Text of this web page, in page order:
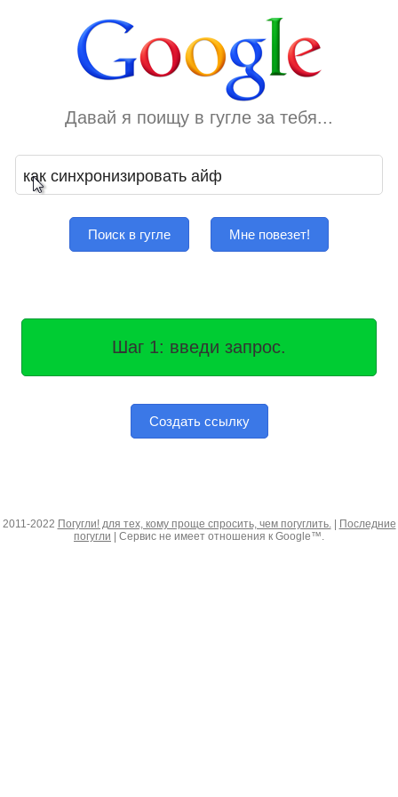
Давай я поищу в гугле за тебя...
Поиск в гугле Мне повезет!
Шаг 1: введи запрос.
Создать ссылку
2011-2022 Погугли! для тех, кому проще спросить, чем погуглить.|
Последние
погугли | Сервис не имеет отношения к Google™.